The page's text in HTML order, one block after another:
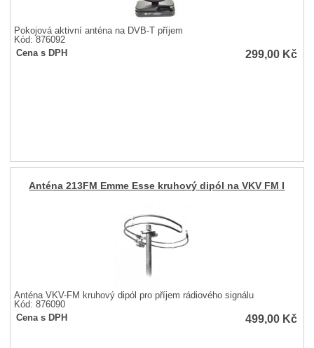
Pokojová aktivní anténa na DVB-T příjem
Kód: 876092
Cena s DPH
299,00 Kč
Anténa 213FM Emme Esse kruhový dipól na VKV FM I
Anténa VKV-FM kruhový dipól pro příjem rádiového signálu
Kód: 876090
Cena s DPH
499,00 Kč